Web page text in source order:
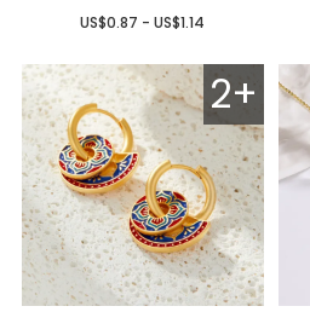
US$0.87 - US$1.14
2+